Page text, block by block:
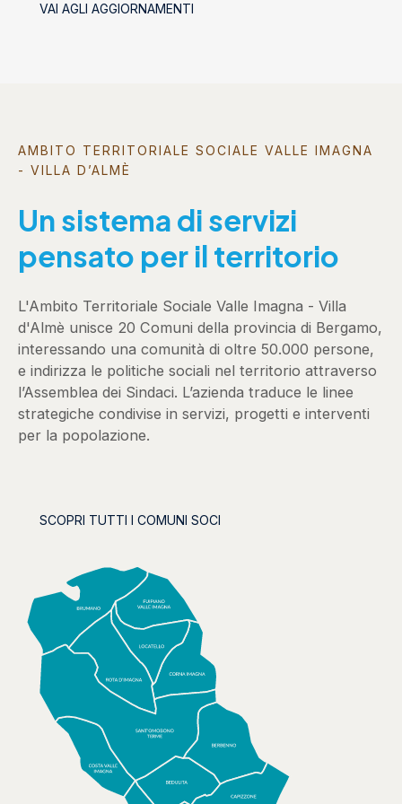
VAI AGLI AGGIORNAMENTI
AMBITO TERRITORIALE SOCIALE VALLE IMAGNA
- VILLA D’ALMÈ
Un sistema di servizi
pensato per il territorio
L'Ambito Territoriale Sociale Valle Imagna - Villa
d'Almè unisce 20 Comuni della provincia di Bergamo,
interessando una comunità di oltre 50.000 persone,
e indirizza le politiche sociali nel territorio attraverso
l’Assemblea dei Sindaci. L’azienda traduce le linee
strategiche condivise in servizi, progetti e interventi
per la popolazione.
SCOPRI TUTTI I COMUNI SOCI